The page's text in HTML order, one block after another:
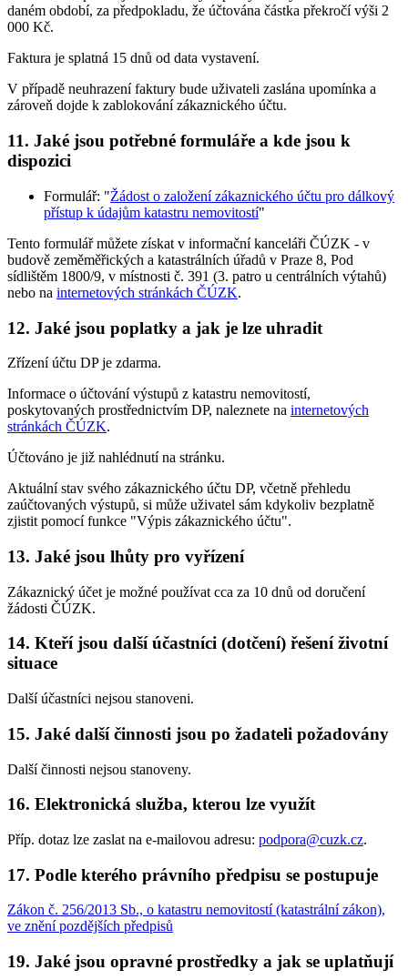
daném období, za předpokladu, že účtována částka překročí výši 2
000 Kč.
Faktura je splatná 15 dnů od data vystavení.
V případě neuhrazení faktury bude uživateli zaslána upomínka a
zároveň dojde k zablokování zákaznického účtu.
11. Jaké jsou potřebné formuláře a kde jsou k
dispozici
Formulář: "Žádost o založení zákaznického účtu pro dálkový
přístup k údajům katastru nemovitostí"
Tento formulář můžete získat v informační kanceláři ČÚZK - v
budově zeměměřických a katastrálních úřadů v Praze 8, Pod
sídlištěm 1800/9, v místnosti č. 391 (3. patro u centrálních výtahů)
nebo na internetových stránkách ČÚZK.
12. Jaké jsou poplatky a jak je lze uhradit
Zřízení účtu DP je zdarma.
Informace o účtování výstupů z katastru nemovitostí,
poskytovaných prostřednictvím DP, naleznete na internetových
stránkách ČÚZK.
Účtováno je již nahlédnutí na stránku.
Aktuální stav svého zákaznického účtu DP, včetně přehledu
zaúčtovaných výstupů, si může uživatel sám kdykoliv bezplatně
zjistit pomocí funkce "Výpis zákaznického účtu".
13. Jaké jsou lhůty pro vyřízení
Zákaznický účet je možné používat cca za 10 dnů od doručení
žádosti ČÚZK.
14. Kteří jsou další účastníci (dotčení) řešení životní
situace
Další účastníci nejsou stanoveni.
15. Jaké další činnosti jsou po žadateli požadovány
Další činnosti nejsou stanoveny.
16. Elektronická služba, kterou lze využít
Příp. dotaz lze zaslat na e-mailovou adresu: podpora@cuzk.cz.
17. Podle kterého právního předpisu se postupuje
Zákon č. 256/2013 Sb., o katastru nemovitostí (katastrální zákon),
ve znění pozdějších předpisů
19. Jaké jsou opravné prostředky a jak se uplatňují